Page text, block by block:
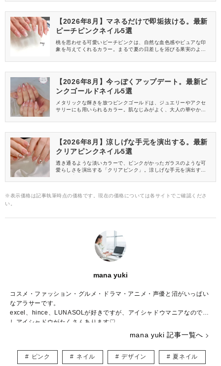
【2026年8月】マネるだけで即垢抜ける。最新
ピーチピンクネイル5選
桃を思わせる可愛いピーチピンクは、自然な血色感やピュアな印
象を与えてくれるカラー。まるで夏の日差しを浴びる果実のよう
月らしさも添えられますよ。今回は、ピーチピンクを使った2026
【2026年8月】今っぽくアップデート。最新ピ
ンクゴールドネイル5選
メタリックな輝きを放つピンクゴールドは、ジュエリーやアクセ
サリーにも用いられるカラー。肌なじみがよく、大人の華やかさ
は、ピンクゴールドを使った2026年8月におすすめの最新ネイル
【2026年8月】涼しげな手元を演出する。最新
クリアピンクネイル5選
透き通るような淡いカラーで、ピンクがかったガラスのような可
愛らしさを演出する「クリアピンク」。涼しげな手元を演出す
大人っぽさも引き出せますよ。今回は、クリアピンクを使った202
※表示価格は記事執筆時点の価格です。現在の価格については各サイトでご確認くださ
い。
mana yuki
コスメ・ファッション・グルメ・ドラマ・アニメ・声優と沼がいっぱい
なアラサーです。
excel、hince、LUNASOLが好きですが、アイシャドウマニアなので推
しアイシャドウがたくさんあります♡
コスメの写真を撮るのも大好きで、眺めて一日が終わってしまうことも
調理師免許、色彩検定3級、骨格診断アドバイザー検定3級、日本化粧品
検定2級、パーソナルカラリスト2級を持っていますが、上を目指してま
mana yuki 記事一覧へ
ピンク ネイル デザイン 夏ネイル